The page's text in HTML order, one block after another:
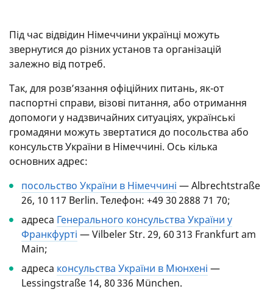
Під час відвідин Німеччини українці можуть
звернутися до різних установ та організацій
залежно від потреб.
Так, для розв’язання офіційних питань, як-от
паспортні справи, візові питання, або отримання
допомоги у надзвичайних ситуаціях, українські
громадяни можуть звертатися до посольства або
консульств України в Німеччині. Ось кілька
основних адрес:
посольство України в Німеччині — Albrechtstraße
26, 10 117 Berlin. Телефон: +49 30 2888 71 70;
адреса Генерального консульства України у
Франкфурті — Vilbeler Str. 29, 60 313 Frankfurt am
Main;
адреса консульства України в Мюнхені —
Lessingstraße 14, 80 336 München.